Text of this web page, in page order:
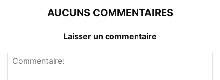
AUCUNS COMMENTAIRES
Laisser un commentaire